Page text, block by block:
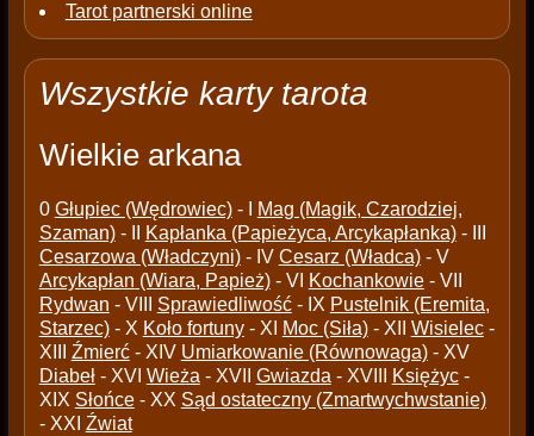
Tarot partnerski online
Wszystkie karty tarota
Wielkie arkana
0 Głupiec (Wędrowiec)- I
Mag (Magik, Czarodziej,
Szaman)- II Kapłanka (Papieżyca, Arcykapłanka)- III
Cesarzowa (Władczyni)- IV Cesarz (Władca)- V
Arcykapłan (Wiara, Papież)- VI Kochankowie- VII
Rydwan - VIII Sprawiedliwość- IX Pustelnik (Eremita,
Starzec)- X Koło fortuny- XI Moc (Siła)- XII Wisielec-
XIII Źmierć- XIV Umiarkowanie (Równowaga)- XV
Diabeł- XVI Wieża - XVII Gwiazda - XVIII Księżyc-
XIX Słońce- XX Sąd ostateczny (Zmartwychwstanie)
- XXI Źwiat